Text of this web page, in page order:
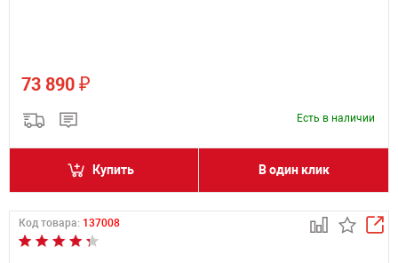
73 890 ₽
Есть в наличии
Купить В один клик
Код товара: 137008